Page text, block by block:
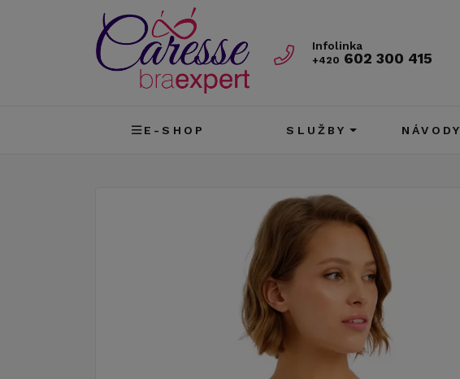
Infolinka
+420 602 300 415
E-SHOP SLUŽBY NÁVODY